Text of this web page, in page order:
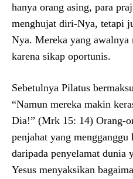
hanya orang asing, para
menghujat diri-Nya, tetapi
Nya. Mereka yang
karena sikap oportunis.
Sebetulnya Pilatus
“Namun mereka makin
Dia!” (Mrk 15: 14) Orang-
penjahat yang mengganggu
daripada penyelamat dunia
Yesus menyaksikan